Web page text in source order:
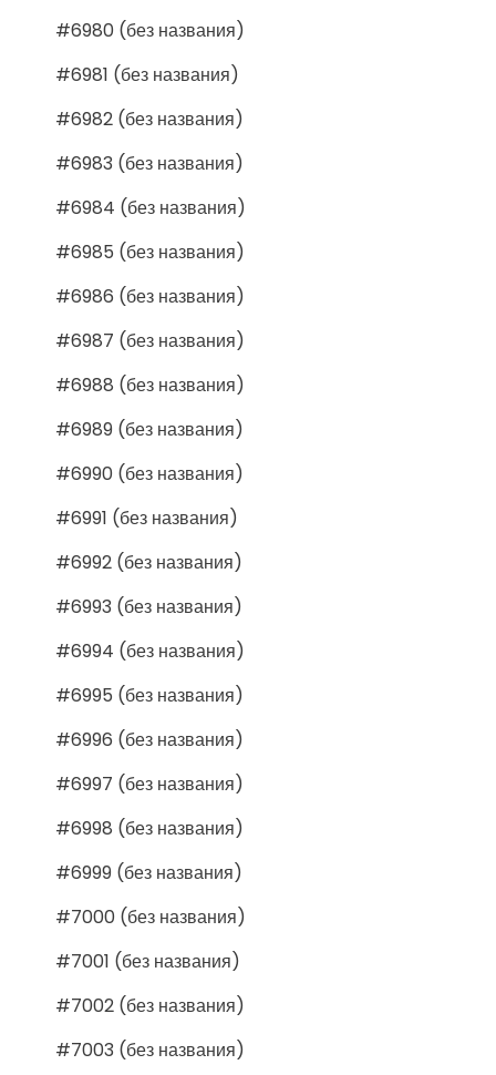
#6980 (без названия)
#6981 (без названия)
#6982 (без названия)
#6983 (без названия)
#6984 (без названия)
#6985 (без названия)
#6986 (без названия)
#6987 (без названия)
#6988 (без названия)
#6989 (без названия)
#6990 (без названия)
#6991 (без названия)
#6992 (без названия)
#6993 (без названия)
#6994 (без названия)
#6995 (без названия)
#6996 (без названия)
#6997 (без названия)
#6998 (без названия)
#6999 (без названия)
#7000 (без названия)
#7001 (без названия)
#7002 (без названия)
#7003 (без названия)